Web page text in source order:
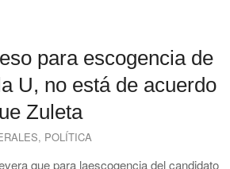
para escogencia de
U, no está de acuerdo
Zuleta
, POLÍTICA
que para laescogencia del candidato